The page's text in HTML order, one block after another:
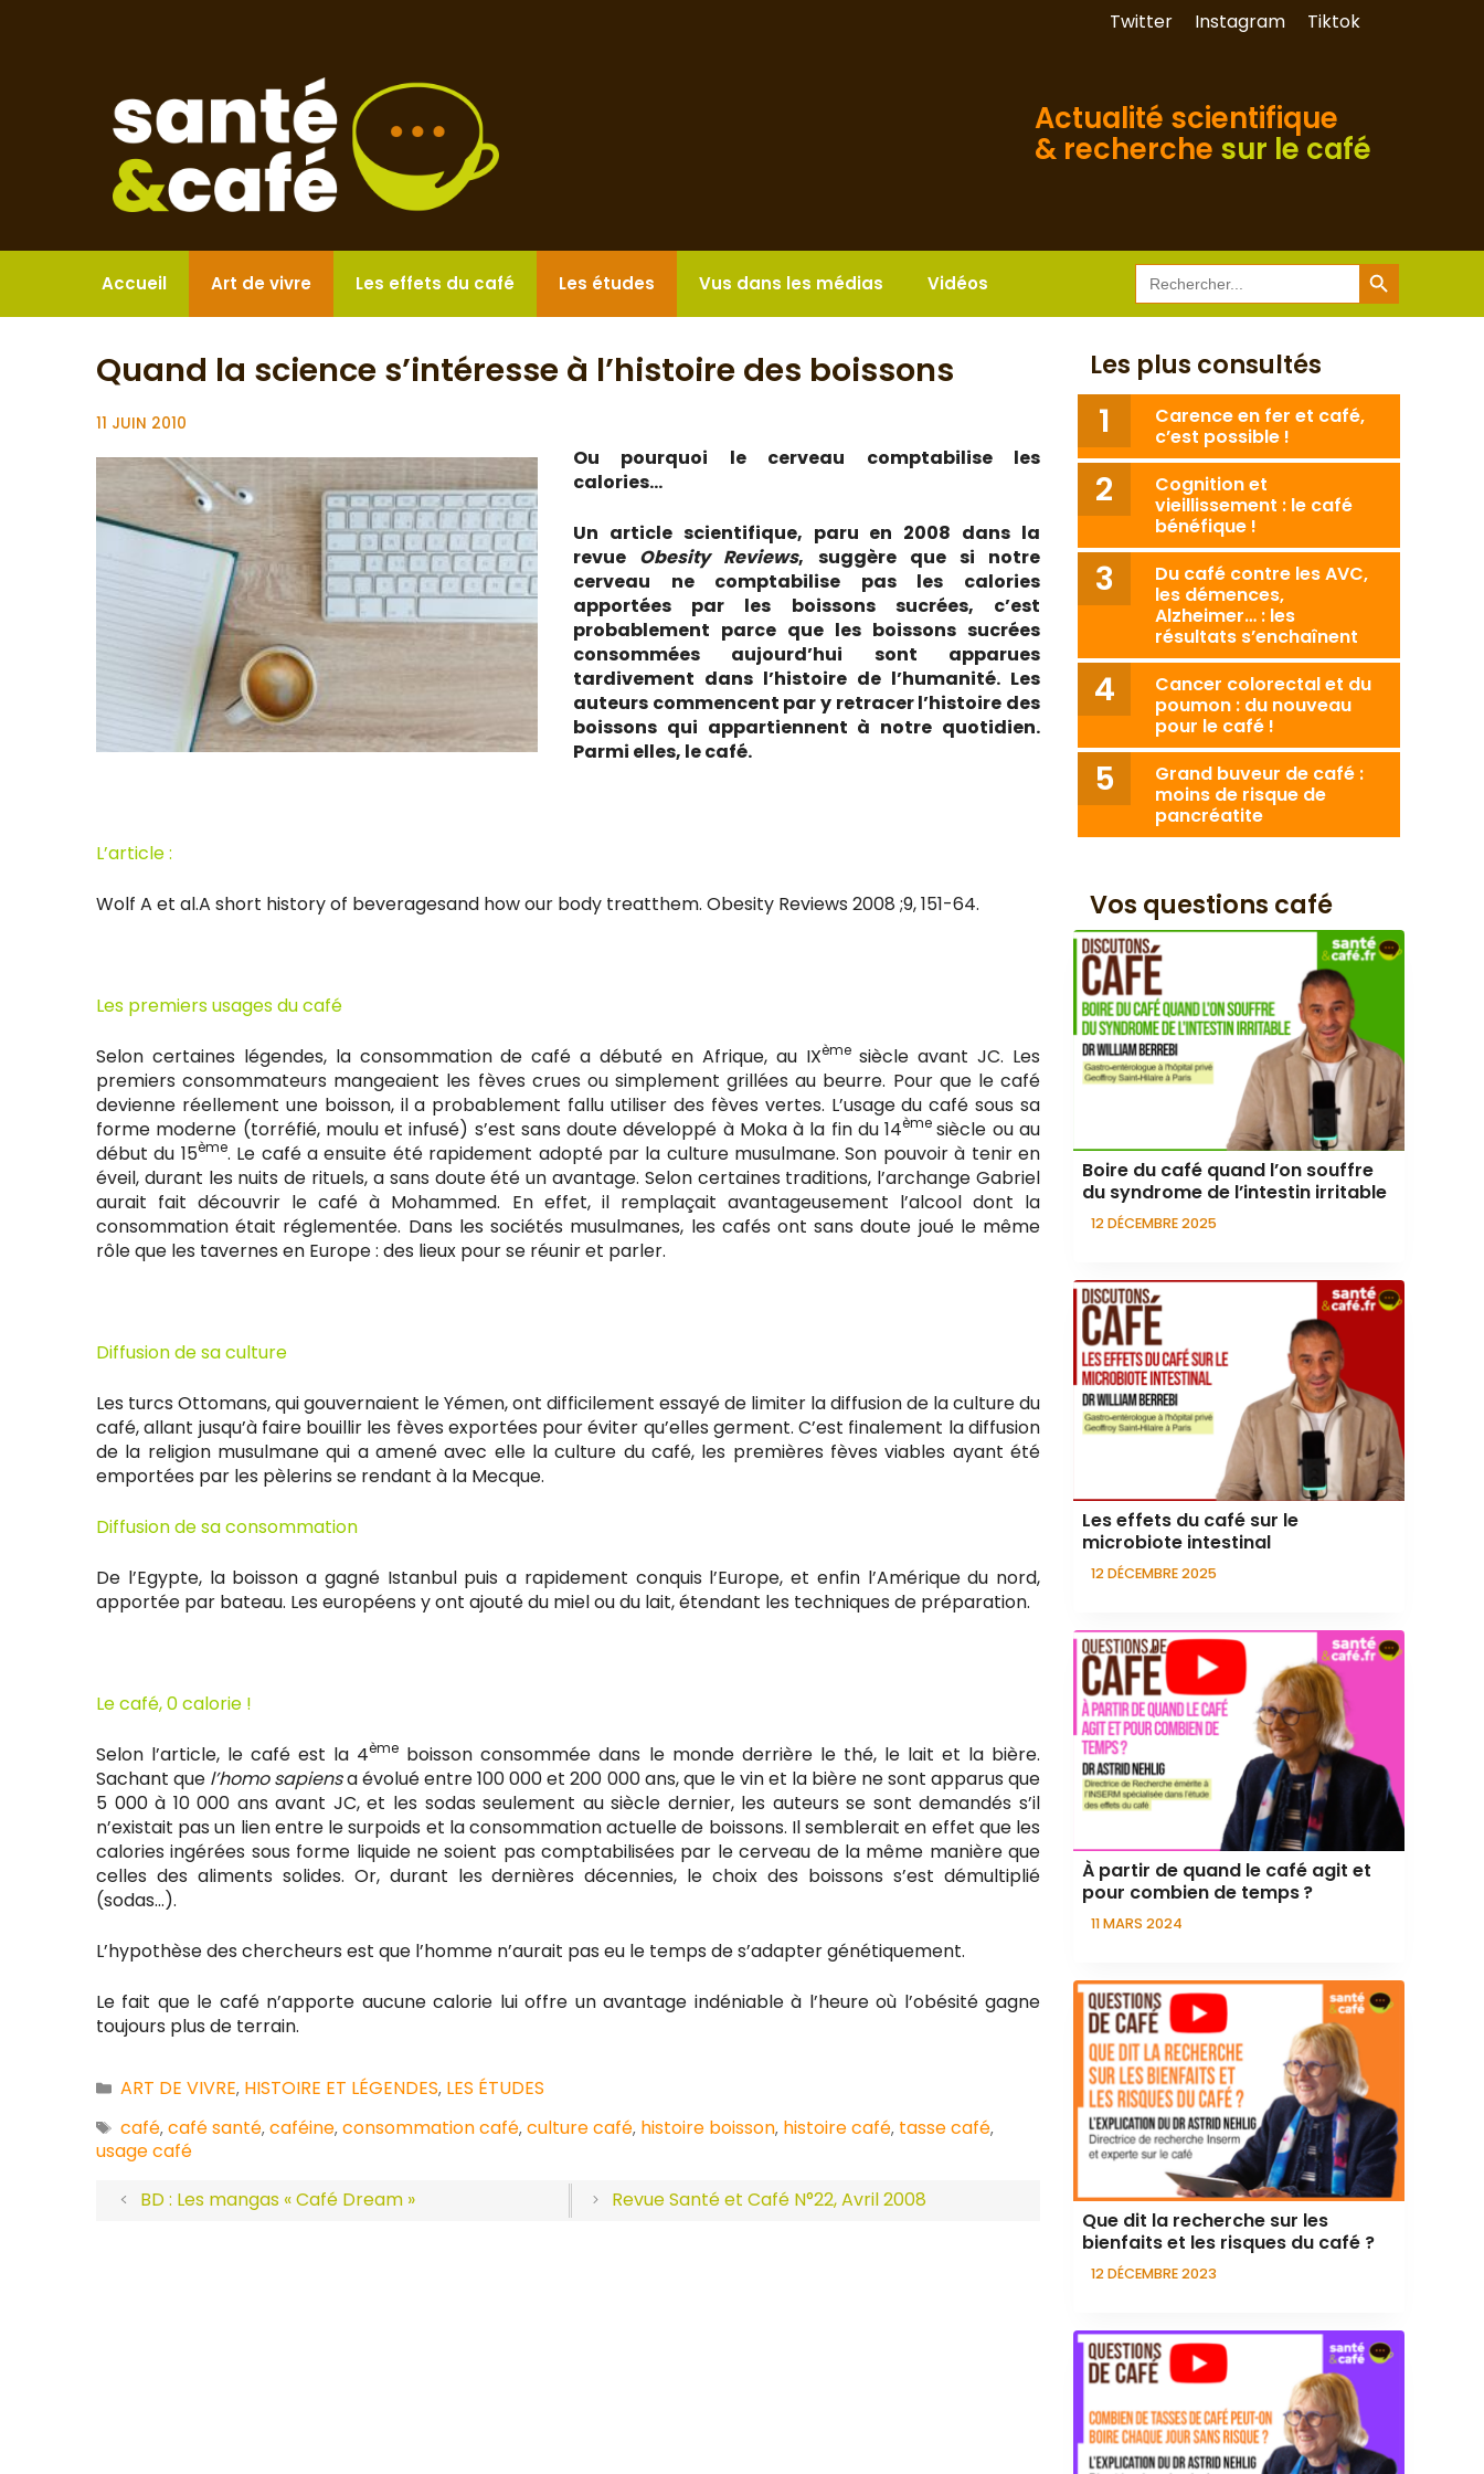
Twitter Instagram Tiktok
Actualité scientifique
& recherche sur le café
Accueil Art de vivre Les effets du café Les études Vus dans les médias Vidéos Search
for:
Search Button
Quand la science s’intéresse à l’histoire des boissons
11 JUIN 2010
Ou pourquoi le cerveau comptabilise les
calories…
Un article scientifique, paru en 2008 dans la
revue Obesity Reviews, suggère que si notre
cerveau ne comptabilise pas les calories
apportées par les boissons sucrées, c’est
probablement parce que les boissons sucrées
consommées aujourd’hui sont apparues
tardivement dans l’histoire de l’humanité. Les
auteurs commencent par y retracer l’histoire des
boissons qui appartiennent à notre quotidien.
Parmi elles, le café.
L’article :
Wolf A et al.A short history of beveragesand how our body treatthem. Obesity Reviews 2008 ;9, 151-64.
Les premiers usages du café
Selon certaines légendes, la consommation de café a débuté en Afrique, au IXèmesiècle avant JC. Les
premiers consommateurs mangeaient les fèves crues ou simplement grillées au beurre. Pour que le café
devienne réellement une boisson, il a probablement fallu utiliser des fèves vertes. L’usage du café sous sa
forme moderne (torréfié, moulu et infusé) s’est sans doute développé à Moka à la fin du 14èmesiècle ou au
début du 15ème. Le café a ensuite été rapidement adopté par la culture musulmane. Son pouvoir à tenir en
éveil, durant les nuits de rituels, a sans doute été un avantage. Selon certaines traditions, l’archange Gabriel
aurait fait découvrir le café à Mohammed. En effet, il remplaçait avantageusement l’alcool dont la
consommation était réglementée. Dans les sociétés musulmanes, les cafés ont sans doute joué le même
rôle que les tavernes en Europe : des lieux pour se réunir et parler.
Diffusion de sa culture
Les turcs Ottomans, qui gouvernaient le Yémen, ont difficilement essayé de limiter la diffusion de la culture du
café, allant jusqu’à faire bouillir les fèves exportées pour éviter qu’elles germent. C’est finalement la diffusion
de la religion musulmane qui a amené avec elle la culture du café, les premières fèves viables ayant été
emportées par les pèlerins se rendant à la Mecque.
Diffusion de sa consommation
De l’Egypte, la boisson a gagné Istanbul puis a rapidement conquis l’Europe, et enfin l’Amérique du nord,
apportée par bateau. Les européens y ont ajouté du miel ou du lait, étendant les techniques de préparation.
Le café, 0 calorie !
Selon l’article, le café est la 4ème boisson consommée dans le monde derrière le thé, le lait et la bière.
Sachant que l’homo sapiensa évolué entre 100 000 et 200 000 ans, que le vin et la bière ne sont apparus que
5 000 à 10 000 ans avant JC, et les sodas seulement au siècle dernier, les auteurs se sont demandés s’il
n’existait pas un lien entre le surpoids et la consommation actuelle de boissons. Il semblerait en effet que les
calories ingérées sous forme liquide ne soient pas comptabilisées par le cerveau de la même manière que
celles des aliments solides. Or, durant les dernières décennies, le choix des boissons s’est démultiplié
(sodas…).
L’hypothèse des chercheurs est que l’homme n’aurait pas eu le temps de s’adapter génétiquement.
Le fait que le café n’apporte aucune calorie lui offre un avantage indéniable à l’heure où l’obésité gagne
toujours plus de terrain.
Catégories
ART DE VIVRE, HISTOIRE ET LÉGENDES, LES ÉTUDES
Étiquettes
café, café santé, caféine, consommation café, culture café, histoire boisson, histoire café, tasse café,
usage café
BD : Les mangas « Café Dream »
Revue Santé et Café N°22, Avril 2008
Les plus consultés
Carence en fer et café,
c’est possible !
Cognition et
vieillissement : le café
bénéfique !
Du café contre les AVC,
les démences,
Alzheimer… : les
résultats s’enchaînent
Cancer colorectal et du
poumon : du nouveau
pour le café !
Grand buveur de café :
moins de risque de
pancréatite
Vos questions café
Boire du café quand l’on souffre
du syndrome de l’intestin irritable
12 DÉCEMBRE 2025
Les effets du café sur le
microbiote intestinal
12 DÉCEMBRE 2025
À partir de quand le café agit et
pour combien de temps ?
11 MARS 2024
Que dit la recherche sur les
bienfaits et les risques du café ?
12 DÉCEMBRE 2023